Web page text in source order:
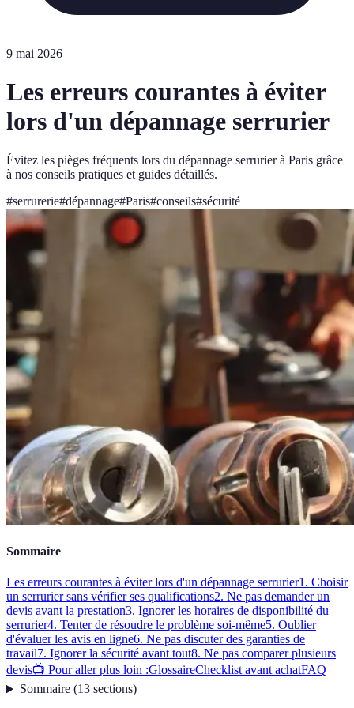
9 mai 2026
Les erreurs courantes à éviter
lors d'un dépannage serrurier
Évitez les pièges fréquents lors du dépannage serrurier à Paris grâce
à nos conseils pratiques et guides détaillés.
#serrurerie#dépannage#Paris#conseils#sécurité
Sommaire
Les erreurs courantes à éviter lors d'un dépannage serrurier1. Choisir
un serrurier sans vérifier ses qualifications2. Ne pas demander un
devis avant la prestation3. Ignorer les horaires de disponibilité du
serrurier4. Tenter de résoudre le problème soi-même5. Oublier
d'évaluer les avis en ligne6. Ne pas discuter des garanties de
travail7. Ignorer la sécurité avant tout8. Ne pas comparer plusieurs
devis📺 Pour aller plus loin :GlossaireChecklist avant achatFAQ
Sommaire(13 sections)